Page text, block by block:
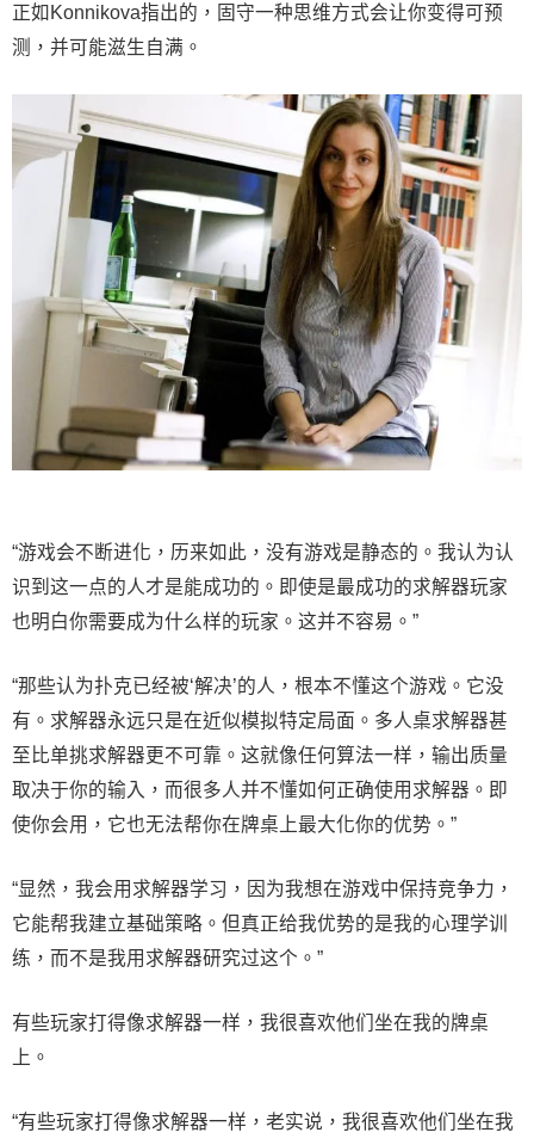
正如Konnikova指出的，固守一种思维方式会让你变得可预
测，并可能滋生自满。
“游戏会不断进化，历来如此，没有游戏是静态的。我认为认
识到这一点的人才是能成功的。即使是最成功的求解器玩家
也明白你需要成为什么样的玩家。这并不容易。”
“那些认为扑克已经被‘解决’的人，根本不懂这个游戏。它没
有。求解器永远只是在近似模拟特定局面。多人桌求解器甚
至比单挑求解器更不可靠。这就像任何算法一样，输出质量
取决于你的输入，而很多人并不懂如何正确使用求解器。即
使你会用，它也无法帮你在牌桌上最大化你的优势。”
“显然，我会用求解器学习，因为我想在游戏中保持竞争力，
它能帮我建立基础策略。但真正给我优势的是我的心理学训
练，而不是我用求解器研究过这个。”
有些玩家打得像求解器一样，我很喜欢他们坐在我的牌桌
上。
“有些玩家打得像求解器一样，老实说，我很喜欢他们坐在我